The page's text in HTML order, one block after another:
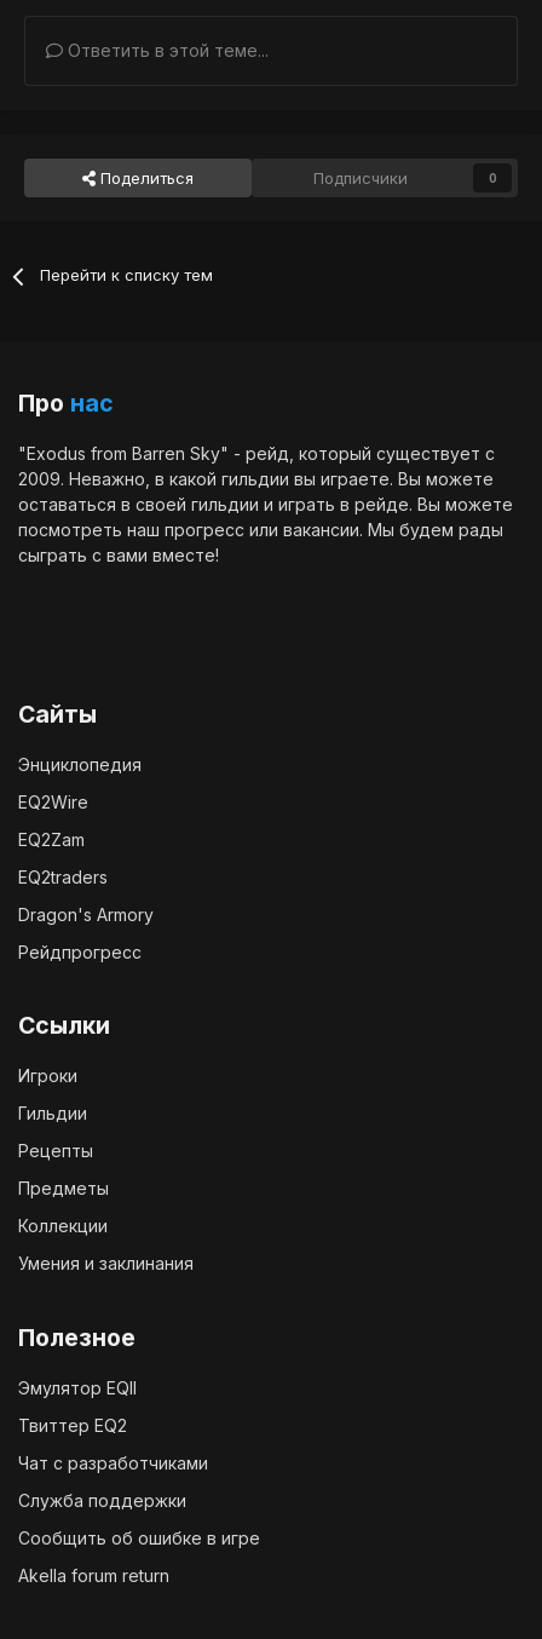
Ответить в этой теме...
Поделиться Подписчики 0
Перейти к списку тем
Про нас
"Exodus from Barren Sky" - рейд, который существует с
2009. Неважно, в какой гильдии вы играете. Вы можете
оставаться в своей гильдии и играть в рейде. Вы можете
посмотреть наш прогресс или вакансии. Мы будем рады
сыграть с вами вместе!
Сайты
Энциклопедия
EQ2Wire
EQ2Zam
EQ2traders
Dragon's Armory
Рейдпрогресс
Ссылки
Игроки
Гильдии
Рецепты
Предметы
Коллекции
Умения и заклинания
Полезное
Эмулятор EQII
Твиттер EQ2
Чат с разработчиками
Служба поддержки
Сообщить об ошибке в игре
Akella forum return